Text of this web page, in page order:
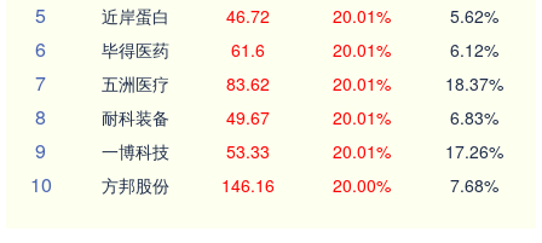
5 近岸蛋白 46.72 20.01% 5.62%
6 毕得医药 61.6 20.01% 6.12%
7 五洲医疗 83.62 20.01% 18.37%
8 耐科装备 49.67 20.01% 6.83%
9 一博科技 53.33 20.01% 17.26%
10 方邦股份 146.16 20.00% 7.68%